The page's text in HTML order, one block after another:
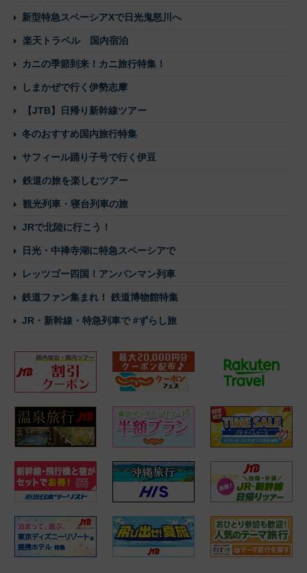
新型特急スペーシアXで日光鬼怒川へ
楽天トラベル 国内宿泊
カニの季節到来！カニ旅行特集！
しまかぜで行く伊勢志摩
【JTB】日帰り新幹線ツアー
冬のおすすめ国内旅行特集
サフィール踊り子号で行く伊豆
鉄道の旅を楽しむツアー
観光列車・寝台列車の旅
JRで北陸に行こう！
日光・中禅寺湖に特急スペーシアで
レッツゴー四国！アンパンマン列車
鉄道ファン集まれ！ 鉄道博物館特集
JR・新幹線・特急列車で #ずらし旅